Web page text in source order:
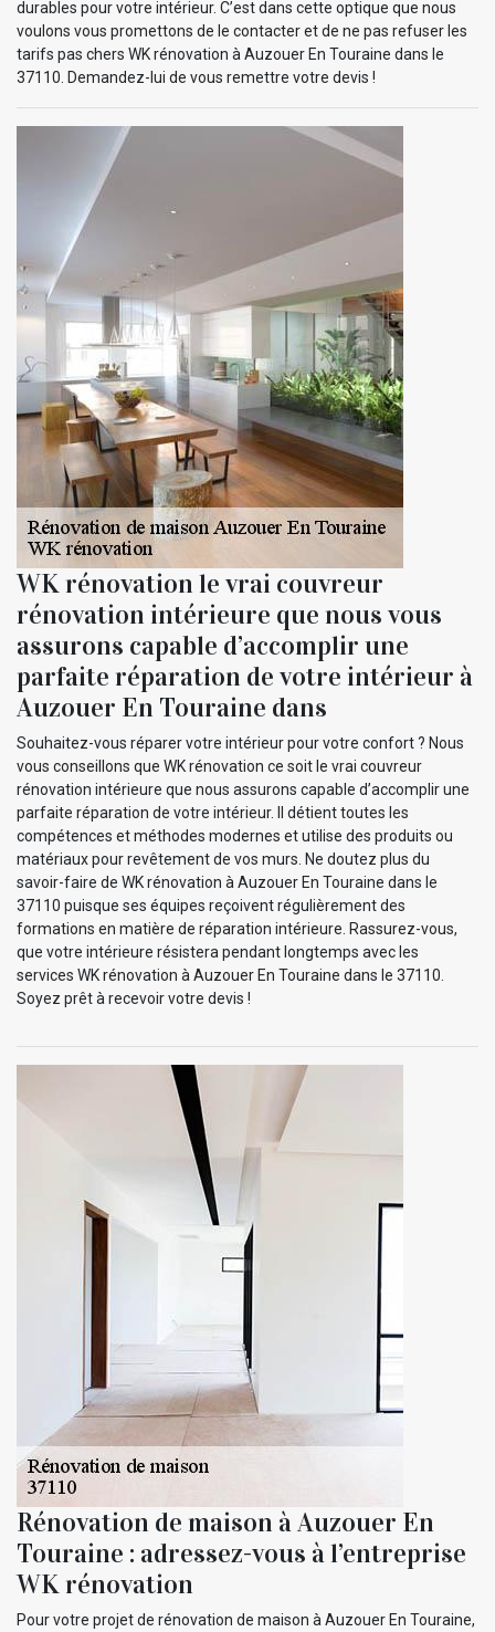
durables pour votre intérieur. C’est dans cette optique que nous
voulons vous promettons de le contacter et de ne pas refuser les
tarifs pas chers WK rénovation à Auzouer En Touraine dans le
37110. Demandez-lui de vous remettre votre devis !
WK rénovation le vrai couvreur
rénovation intérieure que nous vous
assurons capable d’accomplir une
parfaite réparation de votre intérieur à
Auzouer En Touraine dans
Souhaitez-vous réparer votre intérieur pour votre confort ? Nous
vous conseillons que WK rénovation ce soit le vrai couvreur
rénovation intérieure que nous assurons capable d’accomplir une
parfaite réparation de votre intérieur. Il détient toutes les
compétences et méthodes modernes et utilise des produits ou
matériaux pour revêtement de vos murs. Ne doutez plus du
savoir-faire de WK rénovation à Auzouer En Touraine dans le
37110 puisque ses équipes reçoivent régulièrement des
formations en matière de réparation intérieure. Rassurez-vous,
que votre intérieure résistera pendant longtemps avec les
services WK rénovation à Auzouer En Touraine dans le 37110.
Soyez prêt à recevoir votre devis !
Rénovation de maison à Auzouer En
Touraine : adressez-vous à l’entreprise
WK rénovation
Pour votre projet de rénovation de maison à Auzouer En Touraine,